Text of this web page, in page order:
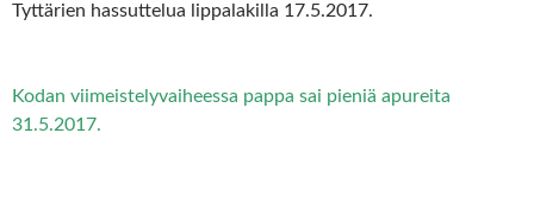
Tyttärien hassuttelua lippalakilla 17.5.2017.
Kodan viimeistelyvaiheessa pappa sai pieniä apureita
31.5.2017.